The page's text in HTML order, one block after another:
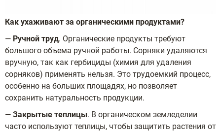
Как ухаживают за органическими продуктами?
— Ручной труд. Органические продукты требуют
большого объема ручной работы. Сорняки удаляются
вручную, так как гербициды (химия для удаления
сорняков) применять нельзя. Это трудоемкий процесс,
особенно на больших площадях, но позволяет
сохранить натуральность продукции.
— Закрытые теплицы. В органическом земледелии
часто используют теплицы, чтобы защитить растения от